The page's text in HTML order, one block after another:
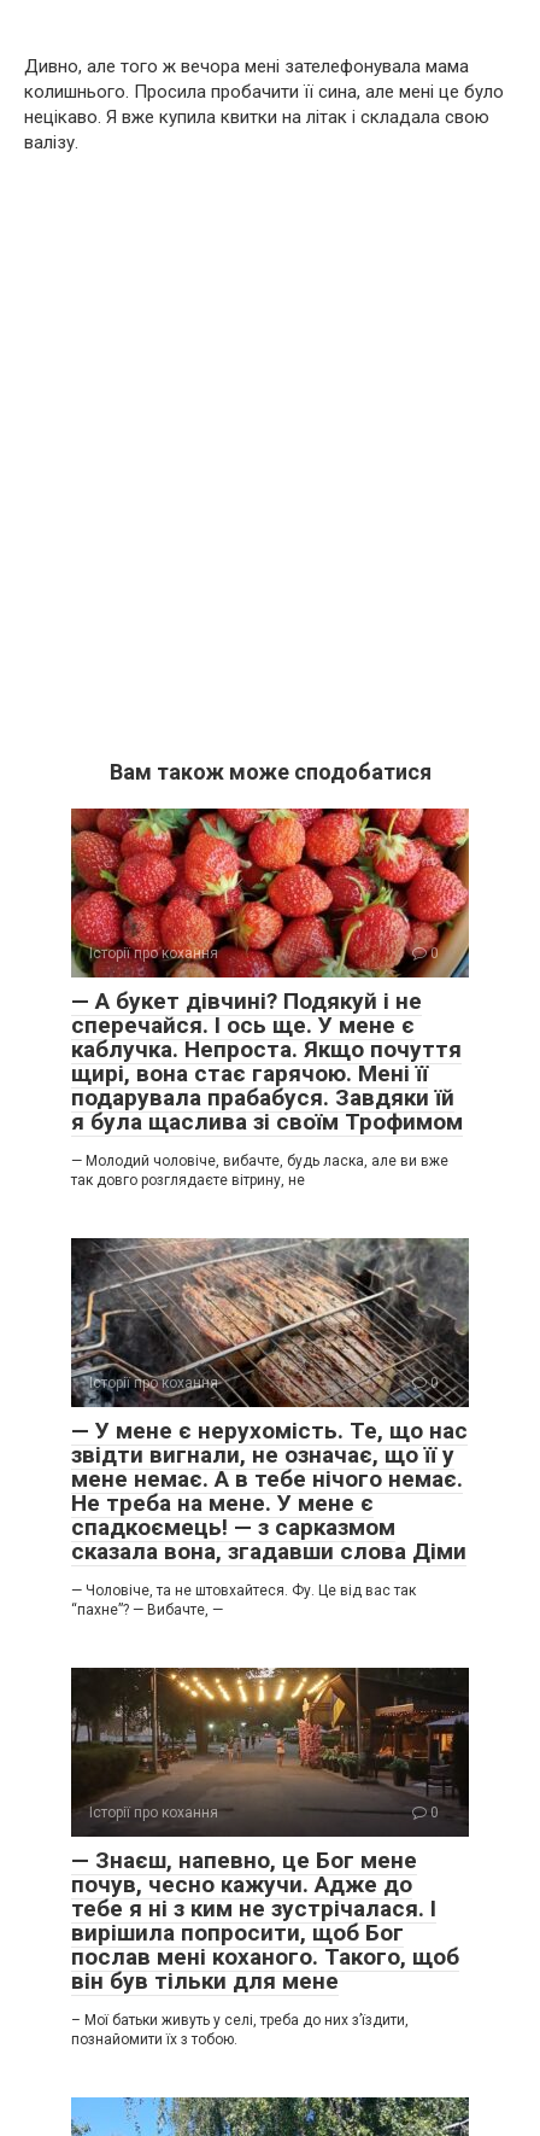
Дивно, але того ж вечора мені зателефонувала мама
колишнього. Просила пробачити її сина, але мені це було
нецікаво. Я вже купила квитки на літак і складала свою
валізу.
Вам також може сподобатися
Історії про кохання 0
— А букет дівчині? Подякуй і не
сперечайся. І ось ще. У мене є
каблучка. Непроста. Якщо почуття
щирі, вона стає гарячою. Мені її
подарувала прабабуся. Завдяки їй
я була щаслива зі своїм Трофимом
— Молодий чоловіче, вибачте, будь ласка, але ви вже
так довго розглядаєте вітрину, не
Історії про кохання 0
​— У мене є нерухомість. Те, що нас
звідти вигнали, не означає, що її у
мене немає. А в тебе нічого немає.
Не треба на мене. У мене є
спадкоємець! — з сарказмом
сказала вона, згадавши слова Діми
​— Чоловіче, та не штовхайтеся. Фу. Це від вас так
“пахне”? ​— Вибачте, —
Історії про кохання 0
— Знаєш, напевно, це Бог мене
почув, чесно кажучи. Адже до
тебе я ні з ким не зустрічалася. І
вирішила попросити, щоб Бог
послав мені коханого. Такого, щоб
він був тільки для мене
– Мої батьки живуть у селі, треба до них з’їздити,
познайомити їх з тобою.